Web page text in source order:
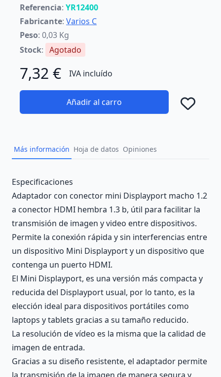
Referencia: YR12400
Fabricante: Varios C
Peso: 0,03 Kg
Stock: Agotado
7,32 € IVA incluído
Añadir al carro
Más información Hoja de datos Opiniones
Description
Especificaciones
Adaptador con conector mini Displayport macho 1.2
a conector HDMI hembra 1.3 b, útil para facilitar la
transmisión de imagen y video entre dispositivos.
Permite la conexión rápida y sin interferencias entre
un dispositivo Mini Displayport y un dispositivo que
contenga un puerto HDMI.
El Mini Displayport, es una versión más compacta y
reducida del Displayport usual, por lo tanto, es la
elección ideal para dispositivos portátiles como
laptops y tablets gracias a su tamaño reducido.
La resolución de vídeo es la misma que la calidad de
imagen de entrada.
Gracias a su diseño resistente, el adaptador permite